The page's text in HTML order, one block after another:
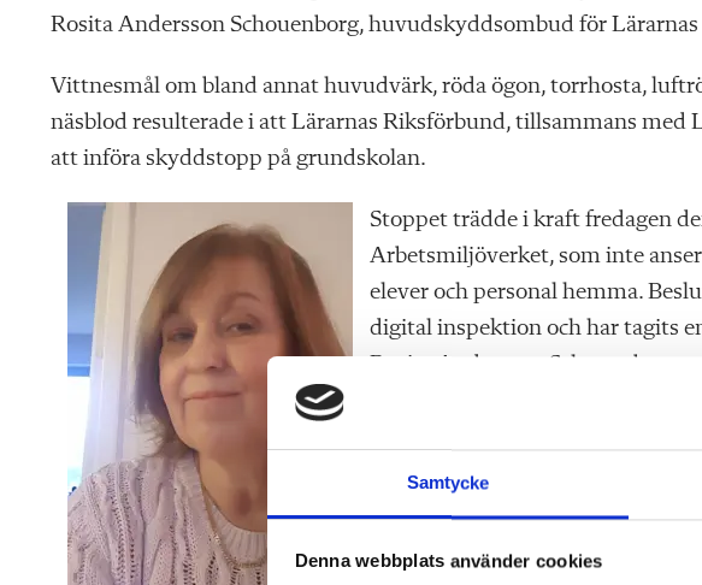
Samtycke
Denna webbplats använder cookies
Rosita Andersson Schouenborg, huvudskyddsombud för
Vittnesmål om bland annat huvudvärk, röda ögon, torrhosta,
näsblod resulterade i att Lärarnas Riksförbund, tillsammans med
att införa skyddstopp på grundskolan.
Stoppet trädde i kraft fredagen
Arbetsmiljöverket, som inte
elever och personal hemma.
digital inspektion och har tagits
Rosita Andersson Schouenborg.
moderna skolmiljöer, samtidigt
bör åtgärdas i första hand.